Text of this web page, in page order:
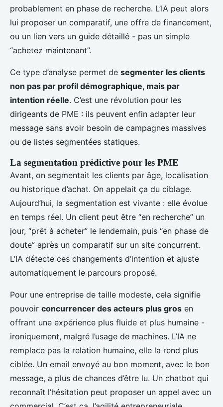
probablement en phase de recherche. L’IA peut alors
lui proposer un comparatif, une offre de financement,
ou un lien vers un guide détaillé - pas un simple
“achetez maintenant”.
Ce type d’analyse permet de segmenter les clients
non pas par profil démographique, mais par
intention réelle. C’est une révolution pour les
dirigeants de PME : ils peuvent enfin adapter leur
message sans avoir besoin de campagnes massives
ou de listes segmentées statiques.
La segmentation prédictive pour les PME
Avant, on segmentait les clients par âge, localisation
ou historique d’achat. On appelait ça du ciblage.
Aujourd’hui, la segmentation est vivante : elle évolue
en temps réel. Un client peut être “en recherche” un
jour, “prêt à acheter” le lendemain, puis “en phase de
doute” après un comparatif sur un site concurrent.
L’IA détecte ces changements d’intention et ajuste
automatiquement le parcours proposé.
Pour une entreprise de taille modeste, cela signifie
pouvoir concurrencer des acteurs plus gros en
offrant une expérience plus fluide et plus humaine -
ironiquement, malgré l’usage de machines. L’IA ne
remplace pas la relation humaine, elle la rend plus
ciblée. Un email envoyé au bon moment, avec le bon
message, a plus de chances d’être lu. Un chatbot qui
reconnaît l’hésitation peut proposer un appel avec un